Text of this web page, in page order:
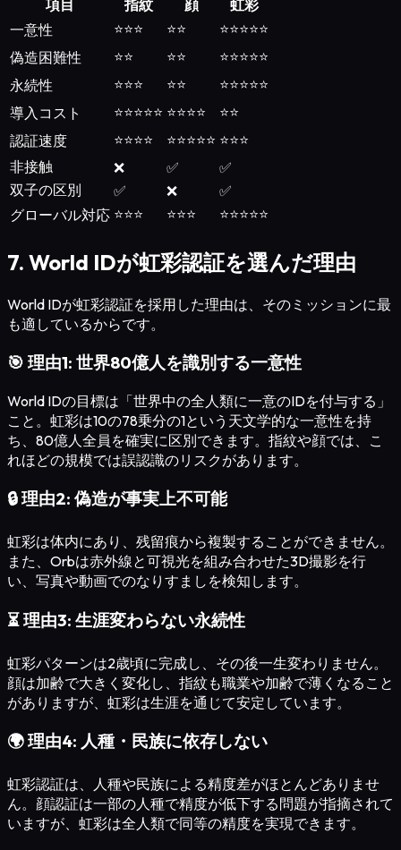
項目 指紋 顔
虹彩
一意性
⭐⭐⭐ ⭐⭐
⭐⭐⭐⭐⭐
偽造困難性
⭐⭐ ⭐⭐
⭐⭐⭐⭐⭐
永続性
⭐⭐⭐ ⭐⭐
⭐⭐⭐⭐⭐
導入コスト
⭐⭐⭐⭐⭐ ⭐⭐⭐⭐
⭐⭐
認証速度
⭐⭐⭐⭐ ⭐⭐⭐⭐⭐ ⭐⭐⭐
非接触
❌ ✅
✅
双子の区別
✅ ❌
✅
グローバル対応 ⭐⭐⭐ ⭐⭐⭐ ⭐⭐⭐⭐⭐
7. World IDが虹彩認証を選んだ理由
World IDが虹彩認証を採用した理由は、そのミッションに最
も適しているからです。
🎯 理由1: 世界80億人を識別する一意性
World IDの目標は「世界中の全人類に一意のIDを付与する」
こと。虹彩は10の78乗分の1という天文学的な一意性を持
ち、80億人全員を確実に区別できます。指紋や顔では、こ
れほどの規模では誤認識のリスクがあります。
🔒理由2: 偽造が事実上不可能
虹彩は体内にあり、残留痕から複製することができません。
また、Orbは赤外線と可視光を組み合わせた3D撮影を行
い、写真や動画でのなりすましを検知します。
⏳理由3: 生涯変わらない永続性
虹彩パターンは2歳頃に完成し、その後一生変わりません。
顔は加齢で大きく変化し、指紋も職業や加齢で薄くなること
がありますが、虹彩は生涯を通じて安定しています。
🌍理由4: 人種・民族に依存しない
虹彩認証は、人種や民族による精度差がほとんどありませ
ん。顔認証は一部の人種で精度が低下する問題が指摘されて
いますが、虹彩は全人類で同等の精度を実現できます。